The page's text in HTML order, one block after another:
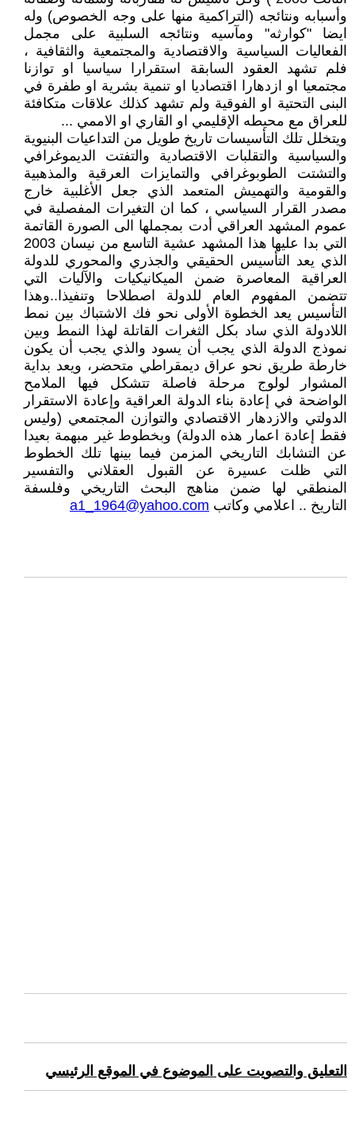
وأسبابه ونتائجه (التراكمية منها على وجه الخصوص) وله
ايضا "كوارثه" ومآسيه ونتائجه السلبية على مجمل
الفعاليات السياسية والاقتصادية والمجتمعية والثقافية ،
فلم تشهد العقود السابقة استقرارا سياسيا او توازنا
مجتمعيا او ازدهارا اقتصاديا او تنمية بشرية او طفرة في
البنى التحتية او الفوقية ولم تشهد كذلك علاقات متكافئة
للعراق مع محيطه الإقليمي او القاري او الاممي ...
ويتخلل تلك التأسيسات تاريخ طويل من التداعيات البنيوية
والسياسية والتقلبات الاقتصادية والتفتت الديموغرافي
والتشتت الطوبوغرافي والتمايزات العرقية والمذهبية
والقومية والتهميش المتعمد الذي جعل الأغلبية خارج
مصدر القرار السياسي ، كما ان التغيرات المفصلية في
عموم المشهد العراقي أدت بمجملها الى الصورة القاتمة
التي بدا عليها هذا المشهد عشية التاسع من نيسان 2003
الذي يعد التأسيس الحقيقي والجذري والمحوري للدولة
العراقية المعاصرة ضمن الميكانيكيات والآليات التي
تتضمن المفهوم العام للدولة اصطلاحا وتنفيذا..وهذا
التأسيس يعد الخطوة الأولى نحو فك الاشتباك بين نمط
اللادولة الذي ساد بكل الثغرات القاتلة لهذا النمط وبين
نموذج الدولة الذي يجب أن يسود والذي يجب أن يكون
خارطة طريق نحو عراق ديمقراطي متحضر، ويعد بداية
المشوار لولوج مرحلة فاصلة تتشكل فيها الملامح
الواضحة في إعادة بناء الدولة العراقية وإعادة الاستقرار
الدولتي والازدهار الاقتصادي والتوازن المجتمعي (وليس
فقط إعادة اعمار هذه الدولة) وبخطوط غير مبهمة بعيدا
عن التشابك التاريخي المزمن فيما بينها تلك الخطوط
التي ظلت عسيرة عن القبول العقلاني والتفسير
المنطقي لها ضمن مناهج البحث التاريخي وفلسفة
التاريخ .. اعلامي وكاتب a1_1964@yahoo.com
التعليق والتصويت على الموضوع في الموقع الرئيسي